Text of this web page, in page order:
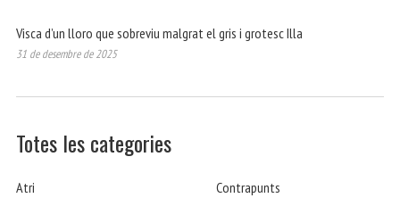
Visca d’un lloro que sobreviu malgrat el gris i grotesc Illa
31 de desembre de 2025
Totes les categories
Atri
Contrapunts